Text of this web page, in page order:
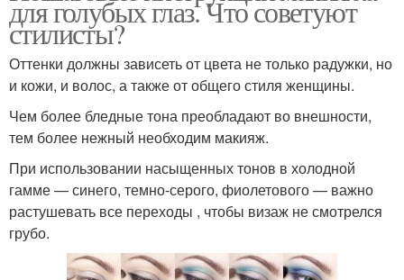
для голубых глаз. Что советуют
стилисты?
Оттенки должны зависеть от цвета не только радужки, но
и кожи, и волос, а также от общего стиля женщины.
Чем более бледные тона преобладают во внешности,
тем более нежный необходим макияж.
При использовании насыщенных тонов в холодной
гамме — синего, темно-серого, фиолетового — важно
растушевать все переходы , чтобы визаж не смотрелся
грубо.